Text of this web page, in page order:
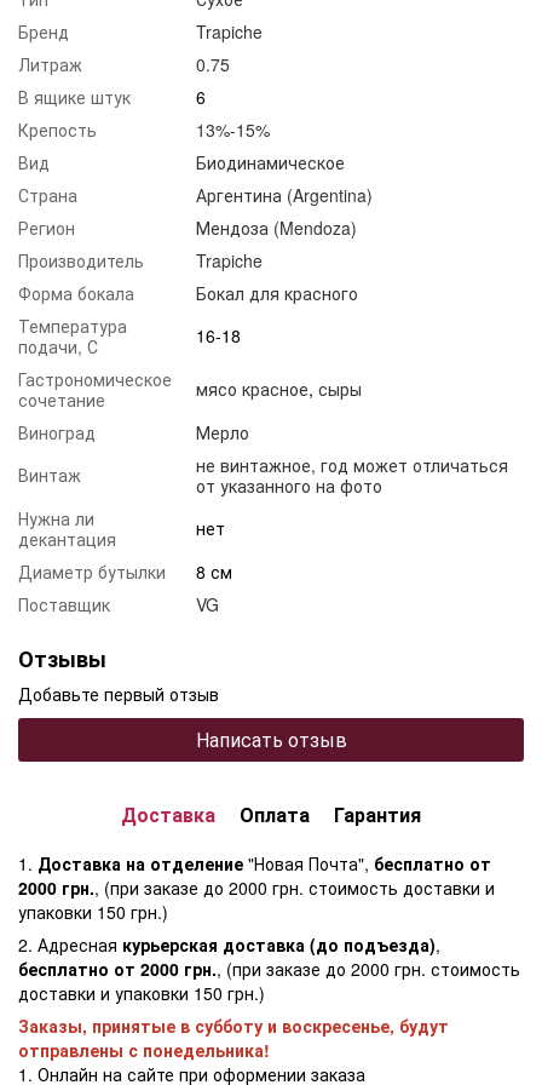
Бренд
Trapiche
Литраж
0.75
В ящике штук
6
Крепость
13%-15%
Вид
Биодинамическое
Страна
Аргентина (Argentina)
Регион
Мендоза (Mendoza)
Производитель
Trapiche
Форма бокала
Бокал для красного
Температура
подачи, С
16-18
Гастрономическое
сочетание
мясо красное, сыры
Виноград
Мерло
Винтаж
не винтажное, год может отличаться
от указанного на фото
Нужна ли
декантация
нет
Диаметр бутылки
8 см
Поставщик
VG
Отзывы
Добавьте первый отзыв
Написать отзыв
Доставка Оплата Гарантия
1. Доставка на отделение "Новая Почта", бесплатно от
2000 грн., (при заказе до 2000 грн. стоимость доставки и
упаковки 150 грн.)
2. Адресная курьерская доставка (до подъезда),
бесплатно от 2000 грн., (при заказе до 2000 грн. стоимость
доставки и упаковки 150 грн.)
Заказы, принятые в субботу и воскресенье, будут
отправлены с понедельника!
1. Онлайн на сайте при оформении заказа